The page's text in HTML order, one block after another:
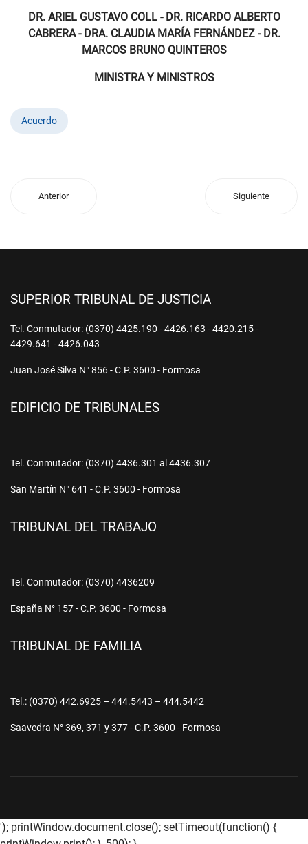
DR. ARIEL GUSTAVO COLL - DR. RICARDO ALBERTO
CABRERA - DRA. CLAUDIA MARÍA FERNÁNDEZ - DR.
MARCOS BRUNO QUINTEROS
MINISTRA Y MINISTROS
Acuerdo
Anterior Siguiente
SUPERIOR TRIBUNAL DE JUSTICIA
Tel. Conmutador: (0370) 4425.190 - 4426.163 - 4420.215 -
4429.641 - 4426.043
Juan José Silva N° 856 - C.P. 3600 - Formosa
EDIFICIO DE TRIBUNALES
Tel. Conmutador: (0370) 4436.301 al 4436.307
San Martín N° 641 - C.P. 3600 - Formosa
TRIBUNAL DEL TRABAJO
Tel. Conmutador: (0370) 4436209
España N° 157 - C.P. 3600 - Formosa
TRIBUNAL DE FAMILIA
Tel.: (0370) 442.6925 – 444.5443 – 444.5442
Saavedra N° 369, 371 y 377 - C.P. 3600 - Formosa
'); printWindow.document.close(); setTimeout(function() {